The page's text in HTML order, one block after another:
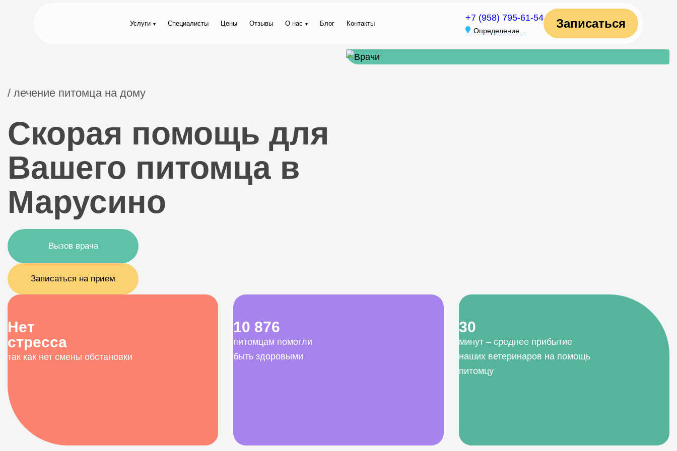
Услуги Специалисты Цены Отзывы О нас Блог Контакты
+7 (958) 795-61-54
Определение...
Записаться
/ лечение питомца на дому
Скорая помощь для
Вашего питомца в
Марусино
Вызов врача
Записаться на прием
Нет
стресса
так как нет смены обстановки
10 876
питомцам помогли
быть здоровыми
30
минут – среднее прибытие
наших ветеринаров на помощь
питомцу